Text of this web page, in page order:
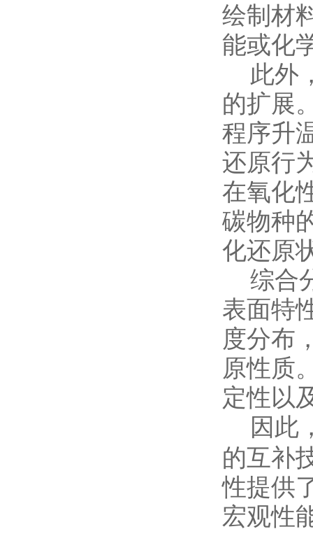
绘制材
能或化
此外
的扩展
程序升
还原行
在氧化
碳物种
化还原
综合
表面特
度分布
原性质
定性以
因此
的互补
性提供
宏观性